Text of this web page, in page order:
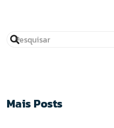
Mais Posts